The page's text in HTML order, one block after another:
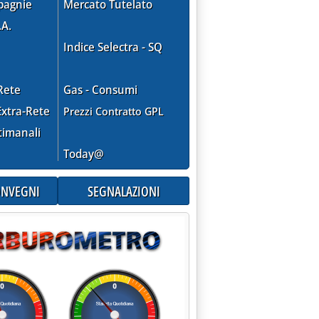
e indicazioni dell'extra-rete. Lo storico Agip e i "prezzi ottimali" NE
Rete
Mercato Tutelato
Indice Selectra - SQ
Gas - Consumi
Prezzi Contratto GPL
Today@
SEGNALAZIONI